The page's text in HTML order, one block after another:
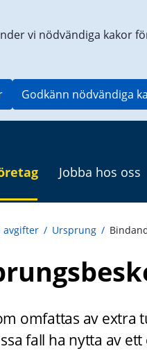
vi nödvändiga kakor
Godkänn nödvändiga
Jobba hos oss
avgifter / Ursprung /
omfattas av
fall ha nytta av